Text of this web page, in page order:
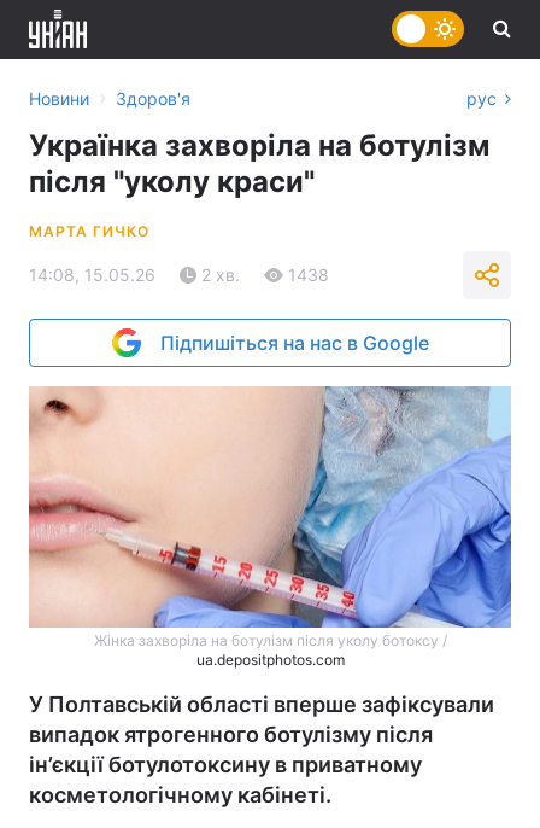
Новини › Здоров'я рус
Українка захворіла на ботулізм
після "уколу краси"
МАРТА ГИЧКО
14:08, 15.05.26 2 хв. 1438
Підпишіться на нас в Google
Жінка захворіла на ботулізм після уколу ботоксу /
ua.depositphotos.com
У Полтавській області вперше зафіксували
випадок ятрогенного ботулізму після
ін’єкції ботулотоксину в приватному
косметологічному кабінеті.